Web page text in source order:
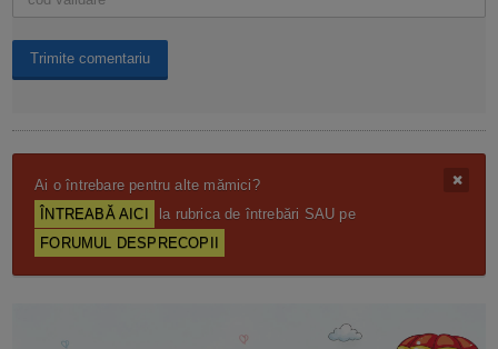
Ai o întrebare pentru alte mămici?
ÎNTREABĂ AICI
la rubrica de întrebări SAU pe
FORUMUL DESPRECOPII